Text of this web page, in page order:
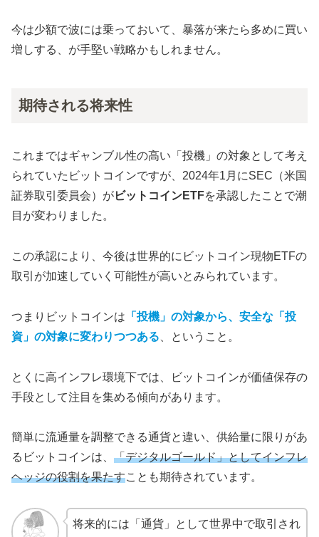
今は少額で波には乗っておいて、暴落が来たら多めに買い
増しする、が手堅い戦略かもしれません。
期待される将来性
これまではギャンブル性の高い「投機」の対象として考え
られていたビットコインですが、2024年1月にSEC（米国
証券取引委員会）がビットコインETFを承認したことで潮
目が変わりました。
この承認により、今後は世界的にビットコイン現物ETFの
取引が加速していく可能性が高いとみられています。
つまりビットコインは 「投機」の対象から、安全な「投
資」の対象に変わりつつある 、ということ。
とくに高インフレ環境下では、ビットコインが価値保存の
手段として注目を集める傾向があります。
簡単に流通量を調整できる通貨と違い、供給量に限りがあ
るビットコインは、 「デジタルゴールド」としてインフレ
ヘッジの役割を果たすことも期待されています。
将来的には「通貨」として世界中で取引され